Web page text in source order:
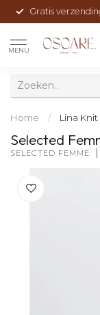
Gratis
MENU
Home / Lina
Selected
SELECTED FEMME